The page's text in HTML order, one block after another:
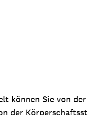
können Sie von
der